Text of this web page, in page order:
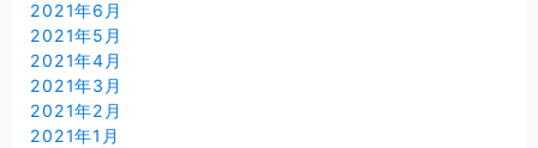
2021年6月
2021年5月
2021年4月
2021年3月
2021年2月
2021年1月